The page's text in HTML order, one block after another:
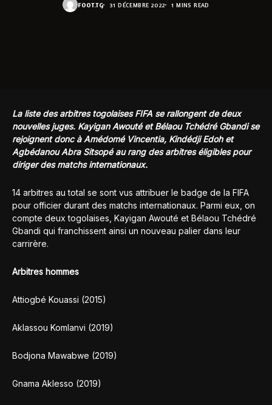
FOOT.TG 31 DÉCEMBRE 2022 1 MINS READ
La liste des arbitres togolaises FIFA se rallongent de deux
nouvelles juges. Kayigan Awouté et Bélaou Tchédré Gbandi se
rejoignent donc à Amédomé Vincentia, Kindédji Edoh et
Agbédanou Abra Sitsopé au rang des arbitres éligibles pour
diriger des matchs internationaux.
14 arbitres au total se sont vus attribuer le badge de la FIFA
pour officier durant des matchs internationaux. Parmi eux, on
compte deux togolaises, Kayigan Awouté et Bélaou Tchédré
Gbandi qui franchissent ainsi un nouveau palier dans leur
carrirère.
Arbitres hommes
Attiogbé Kouassi (2015)
Aklassou Komlanvi (2019)
Bodjona Mawabwe (2019)
Gnama Aklesso (2019)